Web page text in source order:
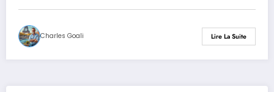
Charles Goali Lire La Suite